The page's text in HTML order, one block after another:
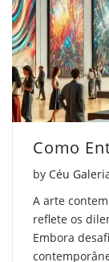
by Céu
A arte
reflete os
Embora